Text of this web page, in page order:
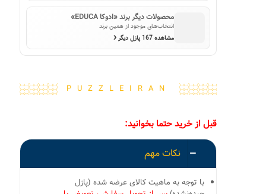
محصولات دیگر برند «ادوکا EDUCA»
انتخاب‌های موجود از همین برند
مشاهده 167 پازل دیگر
‹
PUZZLEIRAN
قبل از خرید حتما بخوانید:
نکات مهم
با توجه به ماهیت کالای عرضه شده (پازل